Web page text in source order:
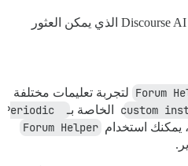
إذا كان لديك وصول إلى روبوت Discourse AI الذي يمكن العثور
Forum لتجربة تعليمات مختلفة
custom الخاصة بـ
Periodic
يمكنك استخدام Forum Helper